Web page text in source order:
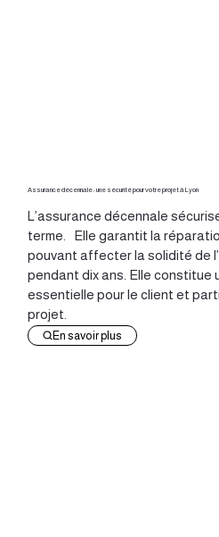
Assurance décennale : une sécurité pour votre projet à Lyon
L’assurance décennale
terme. Elle garantit la
pouvant affecter la solidité de
pendant dix ans. Elle constitue
essentielle pour le client et
projet.
En savoir plus